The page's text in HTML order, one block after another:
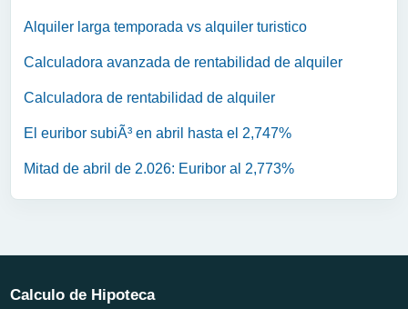
Alquiler larga temporada vs alquiler turistico
Calculadora avanzada de rentabilidad de alquiler
Calculadora de rentabilidad de alquiler
El euribor subiÃ³ en abril hasta el 2,747%
Mitad de abril de 2.026: Euribor al 2,773%
Calculo de Hipoteca